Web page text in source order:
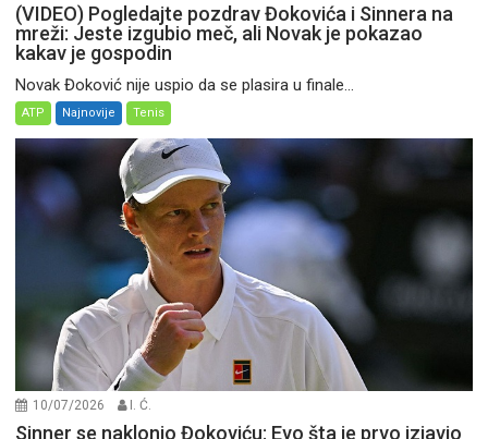
(VIDEO) Pogledajte pozdrav Đokovića i Sinnera na
mreži: Jeste izgubio meč, ali Novak je pokazao
kakav je gospodin
Novak Đoković nije uspio da se plasira u finale...
ATP Najnovije Tenis
10/07/2026 I. Ć.
Sinner se naklonio Đokoviću: Evo šta je prvo izjavio